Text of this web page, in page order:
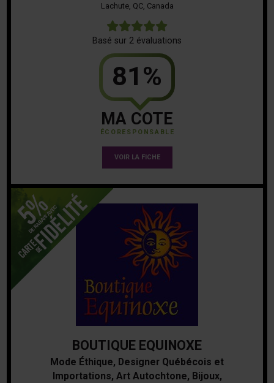
Lachute, QC, Canada
Basé sur 2 évaluations
81%
MA COTE
ÉCORESPONSABLE
VOIR LA FICHE
BOUTIQUE EQUINOXE
Mode Éthique, Designer Québécois et
Importations, Art Autochtone, Bijoux,